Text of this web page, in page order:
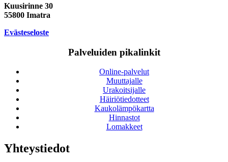
Kuusirinne 30
55800 Imatra
Evästeseloste
Palveluiden pikalinkit
Online-palvelut
Muuttajalle
Urakoitsijalle
Häiriötiedotteet
Kaukolämpökartta
Hinnastot
Lomakkeet
Yhteystiedot